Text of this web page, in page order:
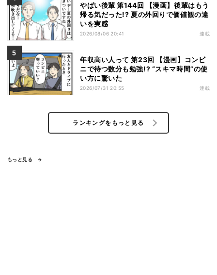
やばい後輩 第144回 【漫画】後輩はもう
帰る気だった!? 夏の外回りで価値観の違
いを実感
2026/08/06 20:41 連載
年収高い人って 第23回 【漫画】コンビ
ニで待つ数分も勉強!? “スキマ時間”の使
い方に驚いた
2026/07/31 20:55 連載
ランキングをもっと見る
もっと見る